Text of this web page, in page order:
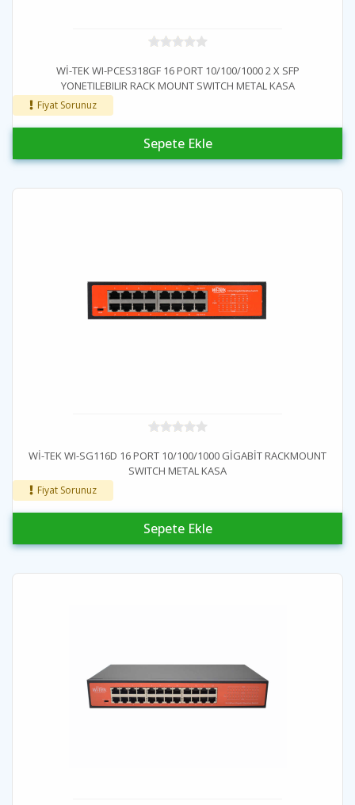
Wİ-TEK WI-PCES318GF 16 PORT 10/100/1000 2 X SFP
YONETILEBILIR RACK MOUNT SWITCH METAL KASA
Fiyat Sorunuz
Sepete Ekle
Wİ-TEK WI-SG116D 16 PORT 10/100/1000 GİGABİT RACKMOUNT
SWITCH METAL KASA
Fiyat Sorunuz
Sepete Ekle